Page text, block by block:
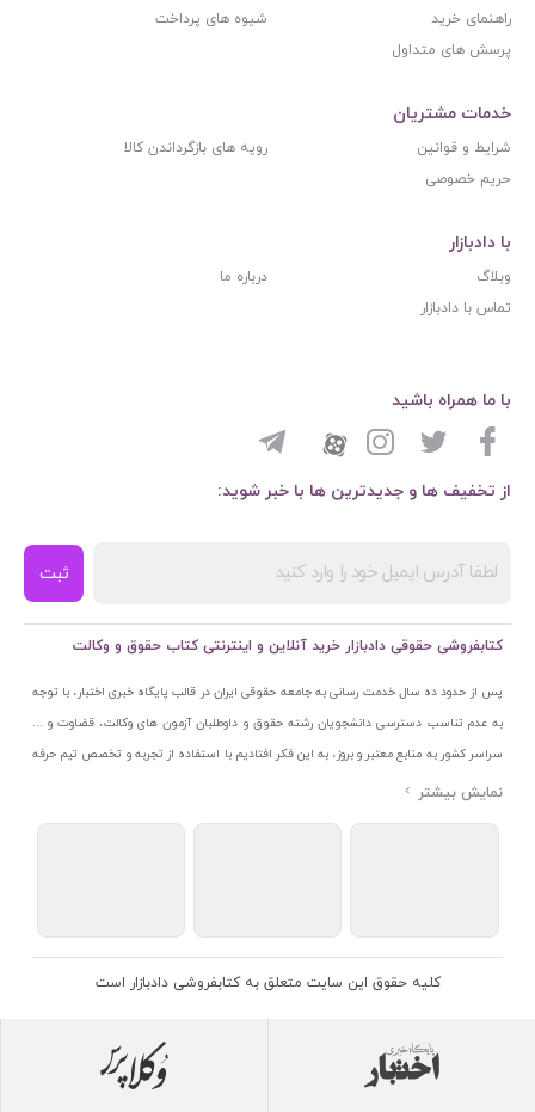
راهنمای خرید
شیوه های پرداخت
پرسش های متداول
خدمات مشتریان
شرایط و قوانین
رویه های بازگرداندن کالا
حریم خصوصی
با دادبازار
وبلاگ
درباره ما
تماس با دادبازار
از تخفیف ها و جدیدترین ها با خبر شوید:
ثبت
با ما همراه باشید
کتابفروشی حقوقی دادبازار خرید آنلاین و اینترنتی کتاب حقوق و وکالت
پس از حدود ده سال خدمت رسانی به جامعه حقوقی ایران در قالب پایگاه خبری اختبار، با توجه
به عدم تناسب دسترسی دانشجویان رشته حقوق و داوطلبان آزمون های وکالت، قضاوت و ...
سراسر کشور به منابع معتبر و بروز، به این فکر افتادیم با استفاده از تجربه و تخصص تیم حرفه
ای اختبار خدمتی جدید به جامعه حقوقی ایران ارائه کنیم. به این منظور با راه اندازی و تجهیز
اتحادیه ناشران و کتابفروشان تهران به منظور ارائه مطمئن ترین خدمات مجموعه بسیار کامل و
معتبری از کتاب های حقوقی را به علاقمندان عرضه کرده ایم. علاوه بر این با بهره گیری از فناوری
اندازی کردیم تا علاقمندان بتوانند با اطمینان کافی و به اتکای اعتبار این مجموعه قدیمی کتاب و
کلیه حقوق این سایت متعلق به کتابفروشی دادبازار است